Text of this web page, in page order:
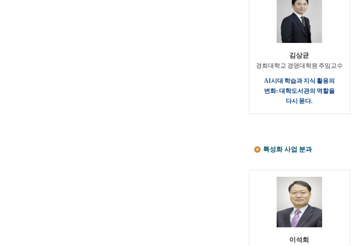
김상균
경희대학교 경영대학원 주임교수
AI시대 학습과 지식 활용의
변화: 대학도서관의 역할을
다시 묻다.
특성화 사업 분과
이석희